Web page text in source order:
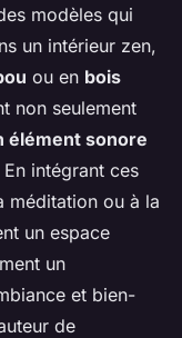
modèles qui
un intérieur zen,
ou en bois
non seulement
élément sonore
intégrant ces
méditation ou à la
un espace
un
et bien-
de